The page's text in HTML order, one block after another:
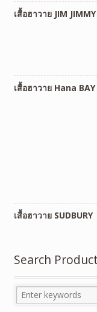
เสื้อฮาวาย JIM JIMMY
เสื้อฮาวาย Hana BAY
เสื้อฮาวาย SUDBURY
Search